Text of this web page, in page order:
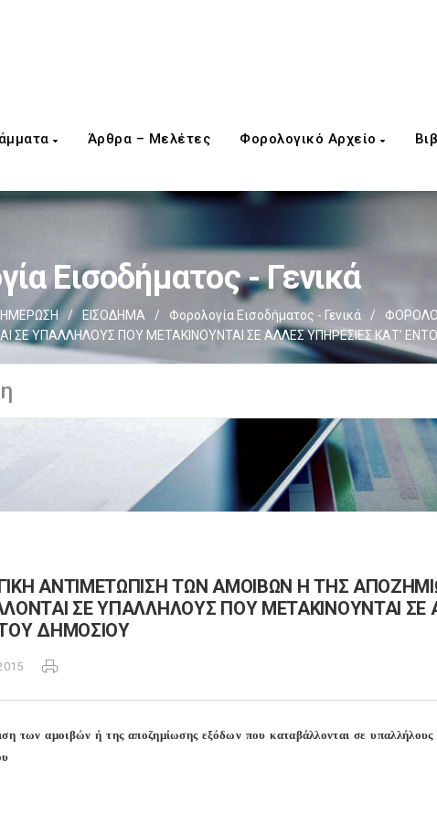
Άρθρα – Μελέτες Φορολογικό Αρχείο
Εισοδήματος - Γενικά
/ ΕΙΣΟΔΗΜΑ / Φορολογία Εισοδήματος - Γενικά /
ΣΕ ΥΠΑΛΛΗΛΟΥΣ ΠΟΥ ΜΕΤΑΚΙΝΟΥΝΤΑΙ ΣΕ ΑΛΛΕΣ ΥΠΗΡΕΣΙΕΣ ΚΑΤ’
ΑΝΤΙΜΕΤΩΠΙΣΗ ΤΩΝ ΑΜΟΙΒΩΝ Η ΤΗΣ
ΣΕ ΥΠΑΛΛΗΛΟΥΣ ΠΟΥ ΜΕΤΑΚΙΝΟΥΝΤΑΙ ΣΕ
ΔΗΜΟΣΙΟΥ
των αμοιβών ή της αποζημίωσης εξόδων που καταβάλλονται σε υπαλλήλους